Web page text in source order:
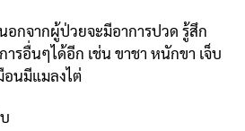
จากผู้ป่วยจะมีอาการปวด รู้สึก
รอื่นๆได้อีก เช่น ขาชา หนักขา เจ็บ
นมีแมลงไต่